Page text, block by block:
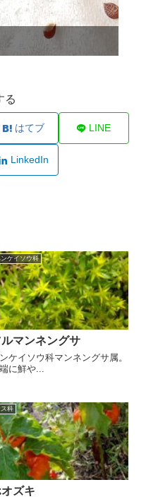
る
はてブ LINE
LinkedIn
ケイソウ科
ルマンネングサ
ケイソウ科マンネングサ属。
に鮮や...
科
ズキ